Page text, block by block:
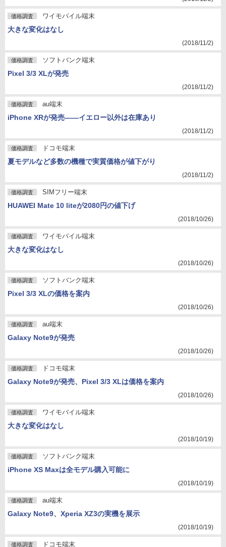
価格調査 ワイモバイル端末
大きな変化はなし
(2018/11/2)
価格調査 ソフトバンク端末
Pixel 3/3 XLが発売
(2018/11/2)
価格調査 au端末
iPhone XRが発売――イエロー以外は在庫あり
(2018/11/2)
価格調査 ドコモ端末
夏モデルなど多数の機種で実質価格が値下がり
(2018/11/2)
価格調査 SIMフリー端末
HUAWEI Mate 10 liteが2080円の値下げ
(2018/10/26)
価格調査 ワイモバイル端末
大きな変化はなし
(2018/10/26)
価格調査 ソフトバンク端末
Pixel 3/3 XLの価格を案内
(2018/10/26)
価格調査 au端末
Galaxy Note9が発売
(2018/10/26)
価格調査 ドコモ端末
Galaxy Note9が発売、Pixel 3/3 XLは価格を案内
(2018/10/26)
価格調査 ワイモバイル端末
大きな変化はなし
(2018/10/19)
価格調査 ソフトバンク端末
iPhone XS Maxは全モデル購入可能に
(2018/10/19)
価格調査 au端末
Galaxy Note9、Xperia XZ3の実機を展示
(2018/10/19)
価格調査 ドコモ端末